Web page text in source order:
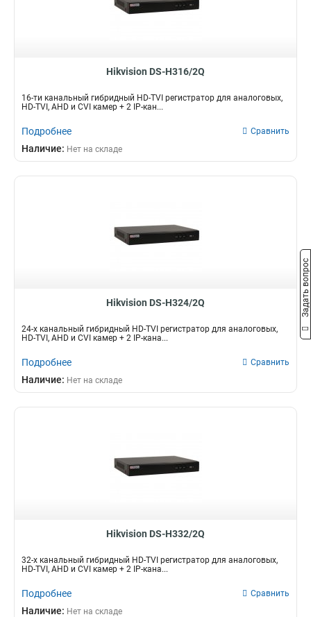
Hikvision DS-H316/2Q
16-ти канальный гибридный HD-TVI регистратор для аналоговых,
HD-TVI, AHD и CVI камер + 2 IP-кан...
Подробнее Сравнить
Наличие: Нет на складе
Hikvision DS-H324/2Q
24-х канальный гибридный HD-TVI регистратор для аналоговых,
HD-TVI, AHD и CVI камер + 2 IP-кана...
Подробнее Сравнить
Наличие: Нет на складе
Hikvision DS-H332/2Q
32-х канальный гибридный HD-TVI регистратор для аналоговых,
HD-TVI, AHD и CVI камер + 2 IP-кана...
Подробнее Сравнить
Наличие: Нет на складе
Задать вопрос